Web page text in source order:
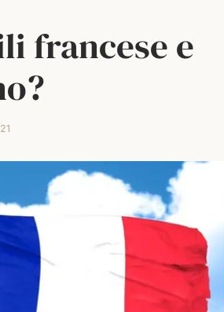
francese e